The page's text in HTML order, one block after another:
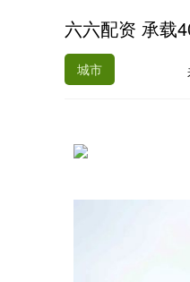
六六配资 承载
城市